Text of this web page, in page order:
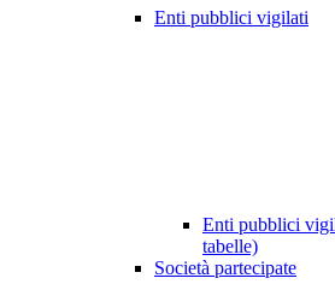
Enti pubblici vigilati
Enti pubblici
tabelle)
Società partecipate